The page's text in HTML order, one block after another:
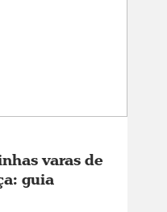
varas de
guia